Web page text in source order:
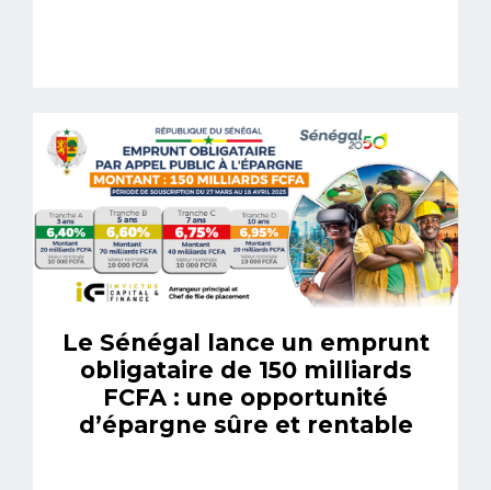
Le Sénégal lance un emprunt
obligataire de 150 milliards
FCFA : une opportunité
d’épargne sûre et rentable